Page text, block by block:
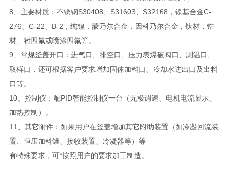
8、主要材质：不锈钢S30408、S31603、S32168，镍基合金C-
276、C-22、B-2，纯镍，蒙乃尔合金，因科乃尔合金，钛材，锆
材、衬四氟或喷涂四氟等。
9、常规釜盖开口：进气口、排空口、压力表爆破阀口、测温口、
取样口，还可根据客户要求增加固体加料口、冷却水进出口及出料
口等。
10、控制仪：配PID智能控制仪一台（无极调速、电机电流显示、
加热控制）。
11、其它附件：如果用户在釜盖增加其它附助装置（如冷凝回流装
置、恒压加料罐、接收装置、冷凝器等）等
有特殊要求，可*按照用户的要求加工制造。